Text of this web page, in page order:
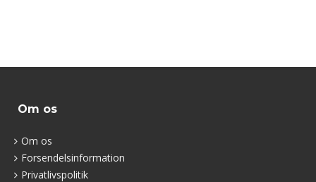
Om os
Om os
Forsendelsinformation
Privatlivspolitik